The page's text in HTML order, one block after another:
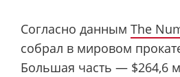
Согласно данным The
собрал в мировом
Большая часть — $264,6